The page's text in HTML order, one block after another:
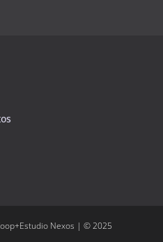
+Estudio Nexos | © 2025